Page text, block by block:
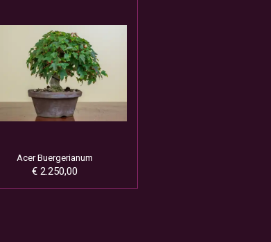
Acer Buergerianum
€ 2.250,00